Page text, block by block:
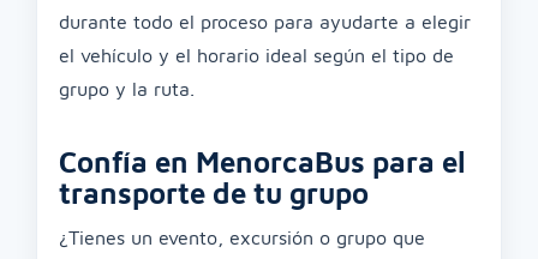
durante todo el proceso para ayudarte a elegir
el vehículo y el horario ideal según el tipo de
grupo y la ruta.
Confía en MenorcaBus para el
transporte de tu grupo
¿Tienes un evento, excursión o grupo que